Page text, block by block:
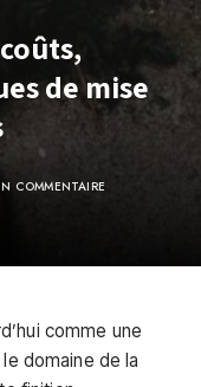
de mise
COMMENTAIRE
comme une
domaine de la